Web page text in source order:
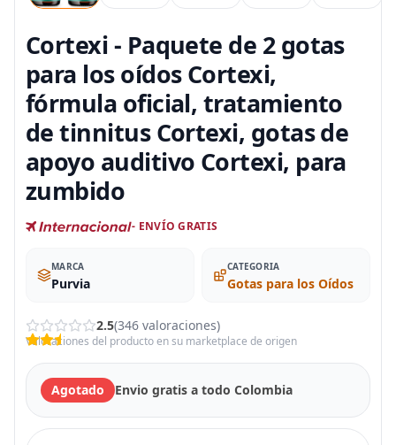
Cortexi - Paquete de 2 gotas
para los oídos Cortexi,
fórmula oficial, tratamiento
de tinnitus Cortexi, gotas de
apoyo auditivo Cortexi, para
zumbido
- ENVÍO GRATIS
MARCA
Purvia
CATEGORIA
Gotas para los Oídos
2.5(346 valoraciones)
Valoraciones del producto en su marketplace de origen
Agotado Envio gratis a todo Colombia